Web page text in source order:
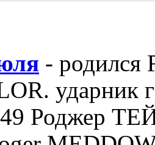
- родился
ударник
Роджер